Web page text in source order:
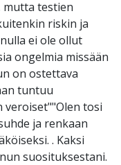
testien
riskin ja
ei ole ollut
ongelmia missään
on ostettava
tuntuu
veroiset""Olen tosi
ja renkaan
. Kaksi
suosituksestani.